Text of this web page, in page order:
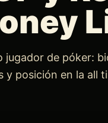
jugador de póker:
y posición en la all